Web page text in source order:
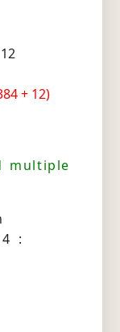
+ 12)
multiple
: